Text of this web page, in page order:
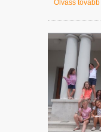
Olvass tovább